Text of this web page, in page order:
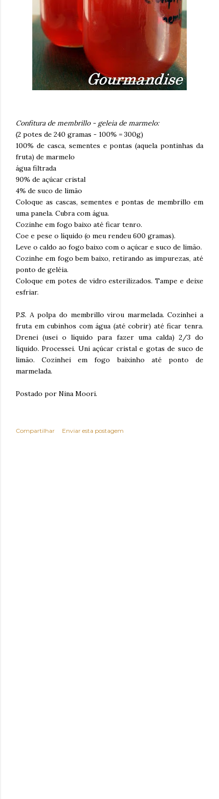
Confitura de membrillo - geleia de marmelo:
(2 potes de 240 gramas - 100% = 300g)
100% de casca, sementes e pontas (aquela pontinhas da
fruta) de marmelo
água filtrada
90% de açúcar cristal
4% de suco de limão
Coloque as cascas, sementes e pontas de membrillo em
uma panela. Cubra com água.
Cozinhe em fogo baixo até ficar tenro.
Coe e pese o líquido (o meu rendeu 600 gramas).
Leve o caldo ao fogo baixo com o açúcar e suco de limão.
Cozinhe em fogo bem baixo, retirando as impurezas, até
ponto de geléia.
Coloque em potes de vidro esterilizados. Tampe e deixe
esfriar.
P.S. A polpa do membrillo virou marmelada. Cozinhei a
fruta em cubinhos com água (até cobrir) até ficar tenra.
Drenei (usei o líquido para fazer uma calda) 2/3 do
líquido. Processei. Uni açúcar cristal e gotas de suco de
limão. Cozinhei em fogo baixinho até ponto de
marmelada.
Postado por Nina Moori.
Compartilhar Enviar esta postagem